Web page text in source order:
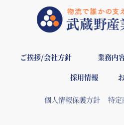
ご挨拶/会社方針 業務内
採用情報
個人情報保護方針 特定